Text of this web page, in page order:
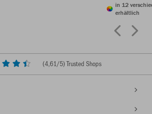
in 12
erhältlich
(4,61/5) Trusted Shops